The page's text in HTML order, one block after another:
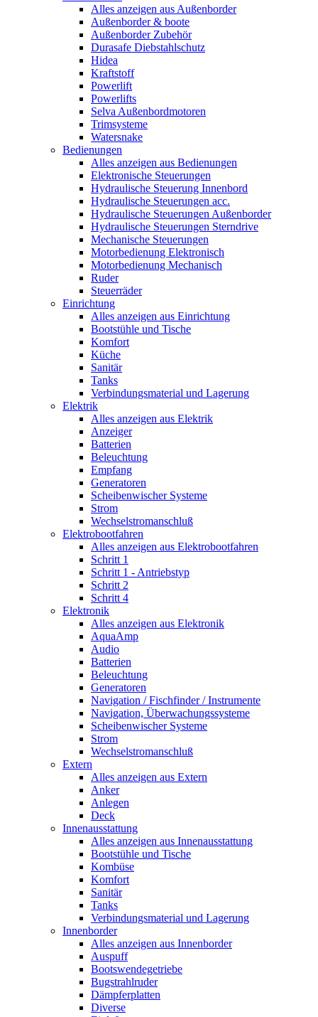
Alles anzeigen aus Außenborder
Außenborder & boote
Außenborder Zubehör
Durasafe Diebstahlschutz
Hidea
Kraftstoff
Powerlift
Powerlifts
Selva Außenbordmotoren
Trimsysteme
Watersnake
Bedienungen
Alles anzeigen aus Bedienungen
Elektronische Steuerungen
Hydraulische Steuerung Innenbord
Hydraulische Steuerungen acc.
Hydraulische Steuerungen Außenborder
Hydraulische Steuerungen Sterndrive
Mechanische Steuerungen
Motorbedienung Elektronisch
Motorbedienung Mechanisch
Ruder
Steuerräder
Einrichtung
Alles anzeigen aus Einrichtung
Bootstühle und Tische
Komfort
Küche
Sanitär
Tanks
Verbindungsmaterial und Lagerung
Elektrik
Alles anzeigen aus Elektrik
Anzeiger
Batterien
Beleuchtung
Empfang
Generatoren
Scheibenwischer Systeme
Strom
Wechselstromanschluß
Elektrobootfahren
Alles anzeigen aus Elektrobootfahren
Schritt 1
Schritt 1 - Antriebstyp
Schritt 2
Schritt 4
Elektronik
Alles anzeigen aus Elektronik
AquaAmp
Audio
Batterien
Beleuchtung
Generatoren
Navigation / Fischfinder / Instrumente
Navigation, Überwachungssysteme
Scheibenwischer Systeme
Strom
Wechselstromanschluß
Extern
Alles anzeigen aus Extern
Anker
Anlegen
Deck
Innenausstattung
Alles anzeigen aus Innenausstattung
Bootstühle und Tische
Kombüse
Komfort
Sanitär
Tanks
Verbindungsmaterial und Lagerung
Innenborder
Alles anzeigen aus Innenborder
Auspuff
Bootswendegetriebe
Bugstrahlruder
Dämpferplatten
Diverse